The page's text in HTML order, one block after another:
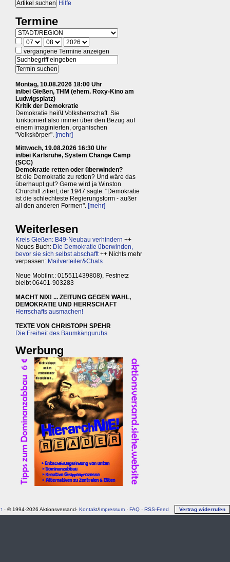
Hilfe
Termine
vergangene Termine anzeigen
Montag, 10.08.2026 18:00 Uhr
in/bei Gießen, THM (ehem. Roxy-Kino am
Ludwigsplatz)
Kritik der Demokratie
Demokratie heißt Volksherrschaft. Sie
funktioniert also immer über den Bezug auf
einem imaginierten, organischen
"Volkskörper". [mehr]
Mittwoch, 19.08.2026 16:30 Uhr
in/bei Karlsruhe, System Change Camp
(SCC)
Demokratie retten oder überwinden?
Ist die Demokratie zu retten? Und wäre das
überhaupt gut? Gerne wird ja Winston
Churchill zitiert, der 1947 sagte: "Demokratie
ist die schlechteste Regierungsform - außer
all den anderen Formen". [mehr]
Weiterlesen
Kreis Gießen: B49-Neubau verhindern ++
Neues Buch: Die Demokratie überwinden,
bevor sie sich selbst abschafft++ Nichts mehr
verpassen: Mailverteiler&Chats
Neue Mobilnr.: 015511439808), Festnetz
bleibt 06401-903283
MACHT NIX! ... ZEITUNG GEGEN WAHL,
DEMOKRATIE UND HERRSCHAFT
Herrschafts ausmachen!
TEXTE VON CHRISTOPH SPEHR
Die Freiheit des Baumkänguruhs
Werbung
↑ · © 1994-2026 Aktionsversand· Kontakt/ Impressum · FAQ · RSS-Feed Vertrag widerrufen